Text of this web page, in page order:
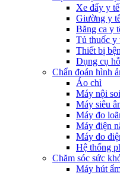
Xe đẩy y tế
Giường y
Băng ca y
Tủ thuốc y
Thiết bị
Dụng cụ
Chẩn đoán hình
Áo chì
Máy nội soi
Máy siêu
Máy đo
Máy điện
Máy đo
Hệ thống
Chăm sóc sức
Máy hút